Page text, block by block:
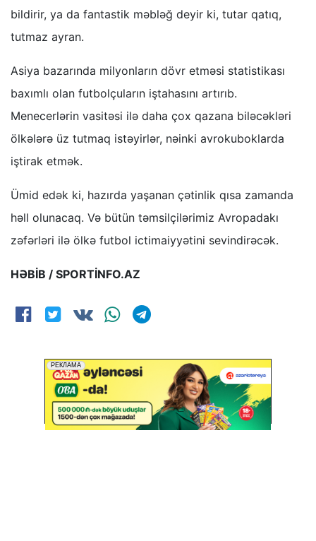
bildirir, ya da fantastik məbləğ deyir ki, tutar qatıq,
tutmaz ayran.
Asiya bazarında milyonların dövr etməsi statistikası
baxımlı olan futbolçuların iştahasını artırıb.
Menecerlərin vasitəsi ilə daha çox qazana biləcəkləri
ölkələrə üz tutmaq istəyirlər, nəinki avrokuboklarda
iştirak etmək.
Ümid edək ki, hazırda yaşanan çətinlik qısa zamanda
həll olunacaq. Və bütün təmsilçilərimiz Avropadakı
zəfərləri ilə ölkə futbol ictimaiyyətini sevindirəcək.
HƏBİB / SPORTİNFO.AZ